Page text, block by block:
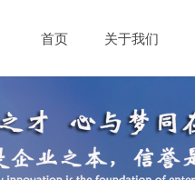
首页 关于我们